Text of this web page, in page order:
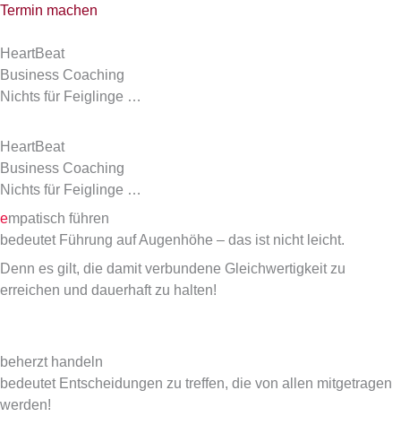
Termin machen
HeartBeat
Business Coaching
Nichts für Feiglinge …
HeartBeat
Business Coaching
Nichts für Feiglinge …
empatisch führen
bedeutet Führung auf Augenhöhe – das ist nicht leicht.
Denn es gilt, die damit verbundene Gleichwertigkeit zu
erreichen und dauerhaft zu halten!
beherzt handeln
bedeutet Entscheidungen zu treffen, die von allen mitgetragen
werden!